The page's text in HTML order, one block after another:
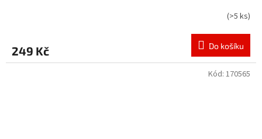
(>5 ks)
249 Kč Do košíku
Kód: 170565